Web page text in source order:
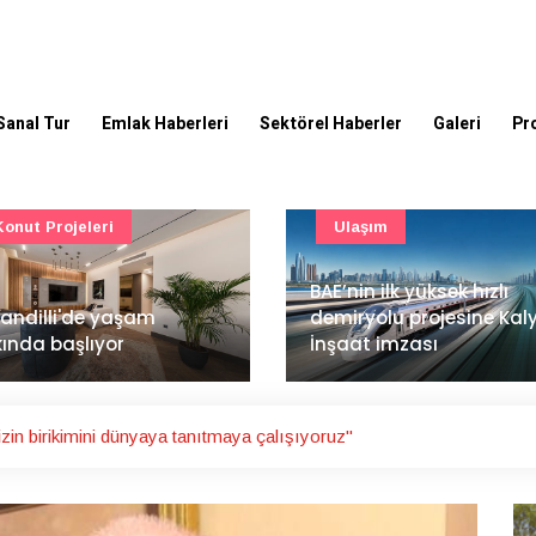
Tur Emlak Haberleri Sektörel Haberler Galeri
ilk yüksek hızlı
projesine Kalyon
imzası
Mimarlık ve mühendislik
projeleri e-PYS ile dijital
ortama taşınacak
Güncel
birikimini dünyaya tanıtmaya çalışıyoruz"